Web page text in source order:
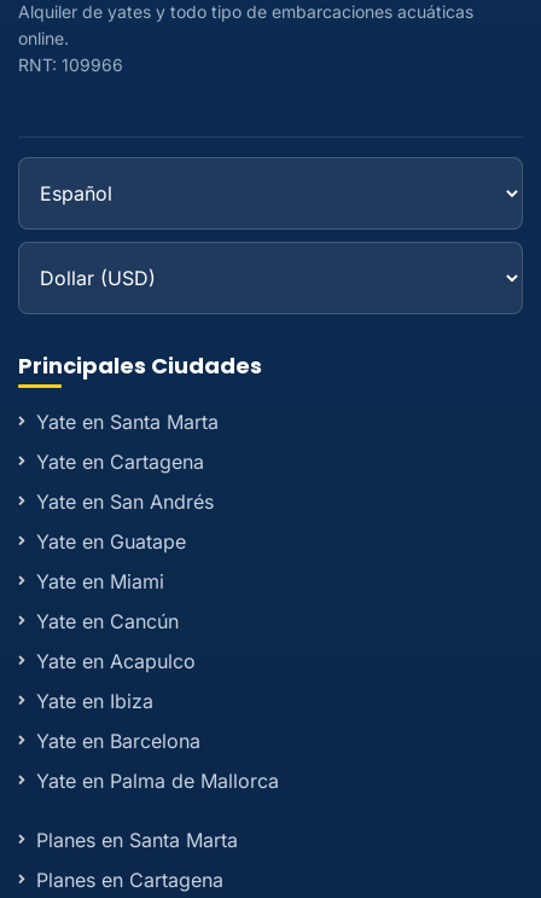
Alquiler de yates y todo tipo de embarcaciones acuáticas
online.
RNT: 109966
Principales Ciudades
Yate en Santa Marta
Yate en Cartagena
Yate en San Andrés
Yate en Guatape
Yate en Miami
Yate en Cancún
Yate en Acapulco
Yate en Ibiza
Yate en Barcelona
Yate en Palma de Mallorca
Planes en Santa Marta
Planes en Cartagena